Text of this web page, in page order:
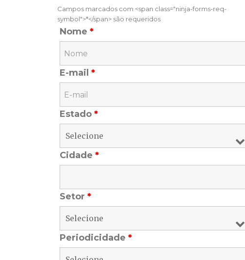
Campos marcados com <span class="ninja-forms-req-
symbol">*</span> são requeridos
Nome *
E-mail *
Estado *
Cidade *
Setor *
Periodicidade *